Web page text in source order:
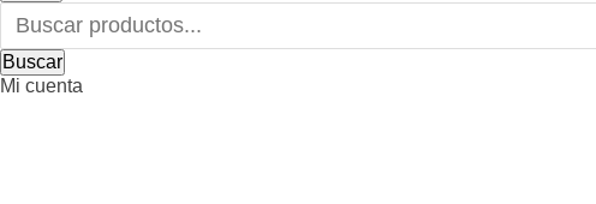
Buscar
Mi cuenta